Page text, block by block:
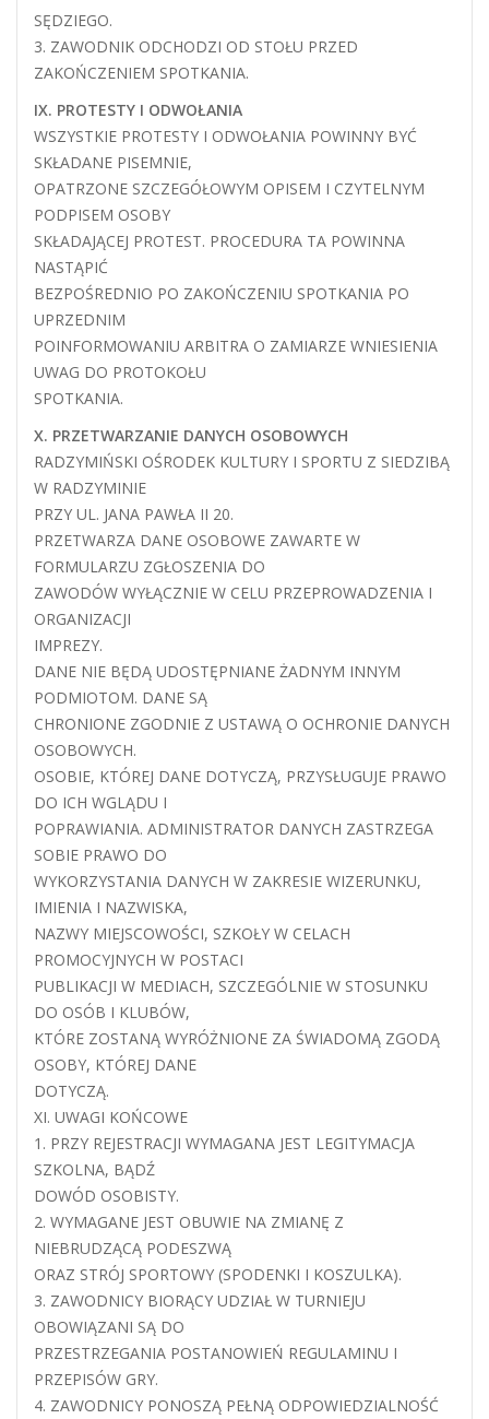
SĘDZIEGO.
3. ZAWODNIK ODCHODZI OD STOŁU PRZED
ZAKOŃCZENIEM SPOTKANIA.
IX. PROTESTY I ODWOŁANIA
WSZYSTKIE PROTESTY I ODWOŁANIA POWINNY BYĆ
SKŁADANE PISEMNIE,
OPATRZONE SZCZEGÓŁOWYM OPISEM I CZYTELNYM
PODPISEM OSOBY
SKŁADAJĄCEJ PROTEST. PROCEDURA TA POWINNA
NASTĄPIĆ
BEZPOŚREDNIO PO ZAKOŃCZENIU SPOTKANIA PO
UPRZEDNIM
POINFORMOWANIU ARBITRA O ZAMIARZE WNIESIENIA
UWAG DO PROTOKOŁU
SPOTKANIA.
X. PRZETWARZANIE DANYCH OSOBOWYCH
RADZYMIŃSKI OŚRODEK KULTURY I SPORTU Z SIEDZIBĄ
W RADZYMINIE
PRZY UL. JANA PAWŁA II 20.
PRZETWARZA DANE OSOBOWE ZAWARTE W
FORMULARZU ZGŁOSZENIA DO
ZAWODÓW WYŁĄCZNIE W CELU PRZEPROWADZENIA I
ORGANIZACJI
IMPREZY.
DANE NIE BĘDĄ UDOSTĘPNIANE ŻADNYM INNYM
PODMIOTOM. DANE SĄ
CHRONIONE ZGODNIE Z USTAWĄ O OCHRONIE DANYCH
OSOBOWYCH.
OSOBIE, KTÓREJ DANE DOTYCZĄ, PRZYSŁUGUJE PRAWO
DO ICH WGLĄDU I
POPRAWIANIA. ADMINISTRATOR DANYCH ZASTRZEGA
SOBIE PRAWO DO
WYKORZYSTANIA DANYCH W ZAKRESIE WIZERUNKU,
IMIENIA I NAZWISKA,
NAZWY MIEJSCOWOŚCI, SZKOŁY W CELACH
PROMOCYJNYCH W POSTACI
PUBLIKACJI W MEDIACH, SZCZEGÓLNIE W STOSUNKU
DO OSÓB I KLUBÓW,
KTÓRE ZOSTANĄ WYRÓŻNIONE ZA ŚWIADOMĄ ZGODĄ
OSOBY, KTÓREJ DANE
DOTYCZĄ.
XI. UWAGI KOŃCOWE
1. PRZY REJESTRACJI WYMAGANA JEST LEGITYMACJA
SZKOLNA, BĄDŹ
DOWÓD OSOBISTY.
2. WYMAGANE JEST OBUWIE NA ZMIANĘ Z
NIEBRUDZĄCĄ PODESZWĄ
ORAZ STRÓJ SPORTOWY (SPODENKI I KOSZULKA).
3. ZAWODNICY BIORĄCY UDZIAŁ W TURNIEJU
OBOWIĄZANI SĄ DO
PRZESTRZEGANIA POSTANOWIEŃ REGULAMINU I
PRZEPISÓW GRY.
4. ZAWODNICY PONOSZĄ PEŁNĄ ODPOWIEDZIALNOŚĆ